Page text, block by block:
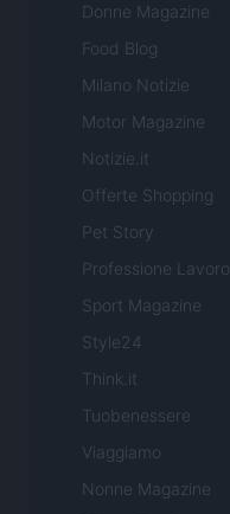
Donne Magazine
Food Blog
Milano Notizie
Motor Magazine
Notizie.it
Offerte Shopping
Pet Story
Professione Lavoro
Sport Magazine
Style24
Think.it
Tuobenessere
Viaggiamo
Nonne Magazine